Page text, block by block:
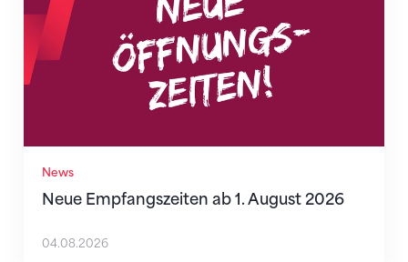
News
Neue Empfangszeiten ab 1. August 2026
04.08.2026